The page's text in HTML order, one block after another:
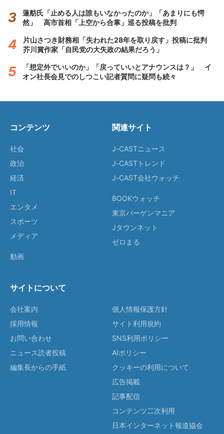
蓮舫氏「止める人は誰もいなかったのか」「あまりにも愕
然」 高市首相「上空から合掌」巡る投稿を批判
片山さつき財務相「失われた28年を取り戻す」投稿に批判
芥川賞作家「自民党の大失政の結果だろう」
「想定外でいいのか」「戻っていいとアナウンスは？」 イ
オン社長会見でのしつこい記者質問に疑問も続々
コンテンツ
社会
政治
経済
IT
エンタメ
スポーツ
メディア
動画
関連サイト
J-CASTニュース
J-CASTトレンド
J-CAST会社ウォッチ
BOOKウォッチ
東京バーゲンマニア
Jタウンネット
ゼロまる
サイトについて
会社案内
採用情報
お問い合わせ
ニュース読者投稿
編集長からの手紙
個人情報保護方針
サイト利用規約
SNS利用ポリシー
AIポリシー
クッキーの利用について
広告掲載
記事配信
コンテンツ二次利用
日本インターネット報道協会